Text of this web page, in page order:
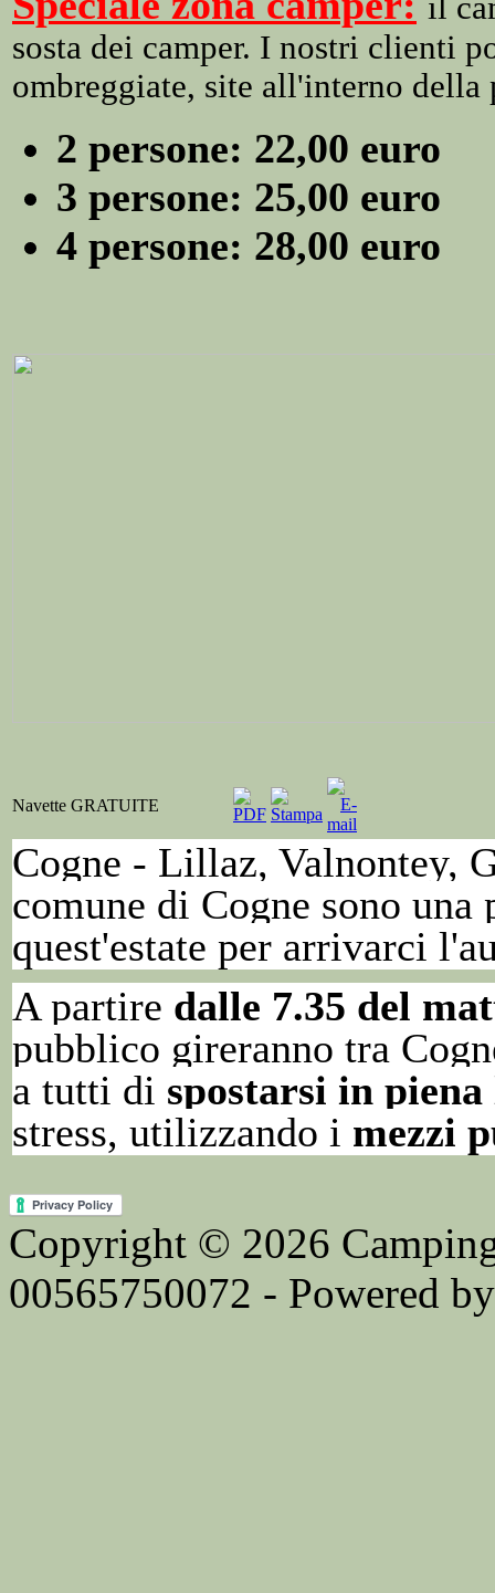
sosta dei camper. I nostri clienti
ombreggiate, site all'interno
2 persone: 22,00 euro
3 persone: 25,00 euro
4 persone: 28,00 euro
Navette GRATUITE
Cogne - Lillaz, Valnontey,
comune di Cogne sono
quest'estate per arrivarci
A partire dalle 7.35 del
pubblico gireranno tra
a tutti di spostarsi in
stress, utilizzando i mezzi
Copyright © 2026
00565750072 - Powered